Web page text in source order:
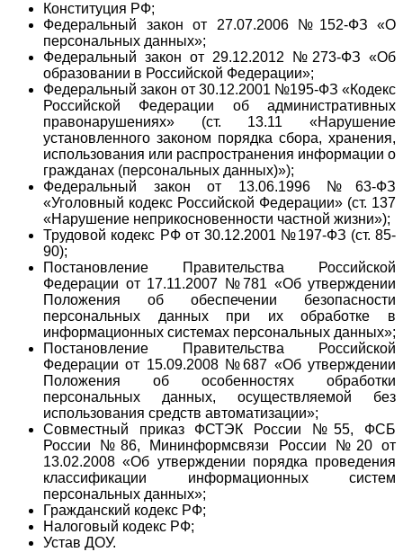
Конституция РФ;
Федеральный закон от 27.07.2006 №152-ФЗ «О
персональных данных»;
Федеральный закон от 29.12.2012 №273-ФЗ «Об
образовании в Российской Федерации»;
Федеральный закон от 30.12.2001 №195-ФЗ «Кодекс
Российской Федерации об административных
правонарушениях» (ст. 13.11 «Нарушение
установленного законом порядка сбора, хранения,
использования или распространения информации о
гражданах (персональных данных)»);
Федеральный закон от 13.06.1996 №63-ФЗ
«Уголовный кодекс Российской Федерации» (ст. 137
«Нарушение неприкосновенности частной жизни»);
Трудовой кодекс РФ от 30.12.2001 №197-ФЗ (ст. 85-
90);
Постановление Правительства Российской
Федерации от 17.11.2007 №781 «Об утверждении
Положения об обеспечении безопасности
персональных данных при их обработке в
информационных системах персональных данных»;
Постановление Правительства Российской
Федерации от 15.09.2008 №687 «Об утверждении
Положения об особенностях обработки
персональных данных, осуществляемой без
использования средств автоматизации»;
Совместный приказ ФСТЭК России №55, ФСБ
России №86, Мининформсвязи России №20 от
13.02.2008 «Об утверждении порядка проведения
классификации информационных систем
персональных данных»;
Гражданский кодекс РФ;
Налоговый кодекс РФ;
Устав ДОУ.